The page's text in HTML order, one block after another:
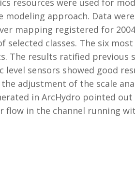
resources were used for
modeling approach. Data
mapping registered for
selected classes. The six
The results ratified
level sensors showed good
adjustment of the scale
in ArcHydro pointed
flow in the channel running